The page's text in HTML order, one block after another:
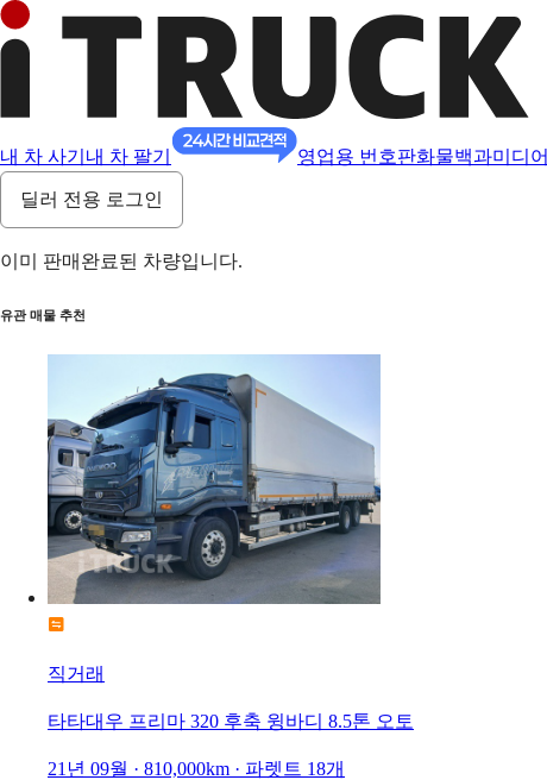
내 차 사기 내 차 팔기 영업용 번호판화물백과미디어
딜러 전용 로그인
이미 판매완료된 차량입니다.
유관 매물 추천
직거래
타타대우 프리마 320 후축 윙바디 8.5톤 오토
21년 09월 · 810,000km · 파렛트 18개